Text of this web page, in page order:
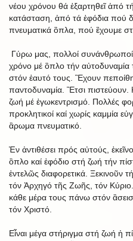
νέου χρόνου θά ἐξαρτηθεῖ ἀπό
κατάσταση, ἀπό τά ἐφόδια πού
πνευματικά ὃπλα, πού ἒχουμε
Γύρω μας, πολλοί
χρόνο μέ ὃπλο τήν αὐτοδυναμία
στόν ἑαυτό τους. Ἒχουν
παντοδυναμία. Ἒτσι πιστεύουν.
ζωή μέ ἐγωκεντρισμό. Πολλές
προκλητικοί καί χωρίς καμμία
ἂρωμα πνευματικό.
Ἐν ἀντιθέσει πρός αὐτούς,
ὃπλο καί ἐφόδιο στή ζωή τήν
ἐντελῶς διαφορετικά. Ξεκινοῦν
τόν Ἀρχηγό τῆς Ζωῆς, τόν
κάθε μέρα τους πάνω στόν
τόν Χριστό.
Εἶναι μέγα στήριγμα στή ζωή ἡ